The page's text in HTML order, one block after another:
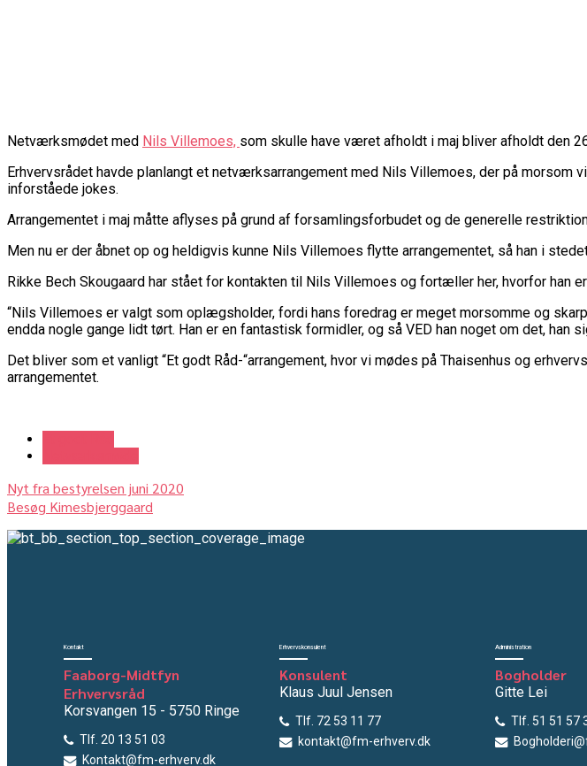
Netværksmødet med Nils Villemoes, som skulle have været afholdt i maj bliver afholdt den
Erhvervsrådet havde planlangt et netværksarrangement med Nils Villemoes, der på
inforståede jokes.
Arrangementet i maj måtte aflyses på grund af forsamlingsforbudet og de generelle
Men nu er der åbnet op og heldigvis kunne Nils Villemoes flytte arrangementet, så han i
Rikke Bech Skougaard har stået for kontakten til Nils Villemoes og fortæller her, hvorfor han
“Nils Villemoes er valgt som oplægsholder, fordi hans foredrag er meget morsomme og
endda nogle gange lidt tørt. Han er en fantastisk formidler, og så VED han noget om det, han
Det bliver som et vanligt “Et godt Råd-“arrangement, hvor vi mødes på Thaisenhus og
arrangementet.
Nyt fra bestyrelsen juni 2020
Besøg Kimesbjerggaard
Kontakt
Faaborg-Midtfyn
Erhvervsråd
Korsvangen 15 - 5750 Ringe
Tlf. 20 13 51 03
Kontakt@fm-erhverv.dk
Erhvervskonsulent
Konsulent
Klaus Juul Jensen
Tlf. 72 53 11 77
kontakt@fm-erhverv.dk
Administration
Bogholder
Gitte Lei
Tlf. 51 51 57